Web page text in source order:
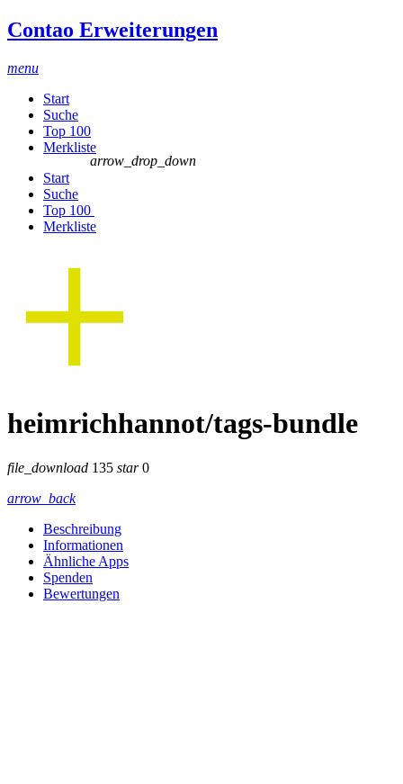
Contao Erweiterungen
menu
Start
Suche
Top 100
Merkliste
Start
Suche
Top 100
arrow_drop_down
Merkliste
heimrichhannot/tags-bundle
file_download 135 star0
arrow_back
Beschreibung
Informationen
Ähnliche Apps
Spenden
Bewertungen